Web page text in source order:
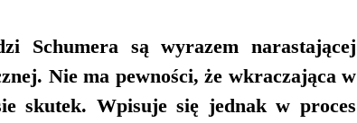
Schumera są wyrazem narastającej
Nie ma pewności, że wkraczająca w
skutek. Wpisuje się jednak w proces